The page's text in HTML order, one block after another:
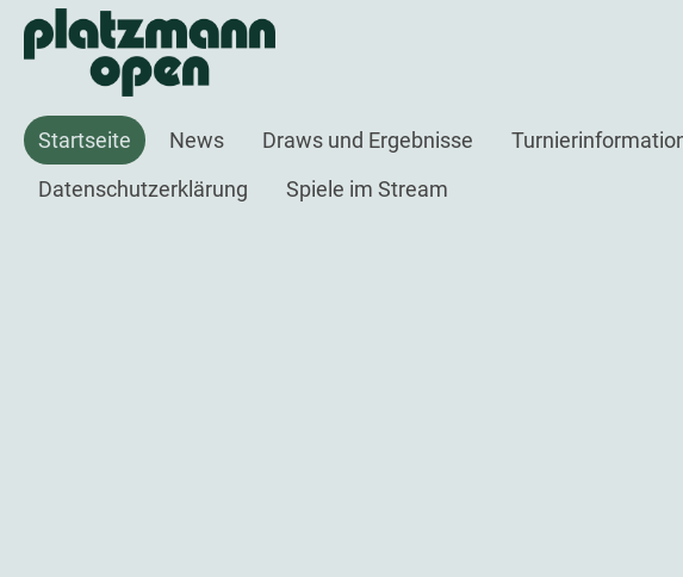
Startseite News Draws und Ergebnisse
Datenschutzerklärung
Spiele im Stream